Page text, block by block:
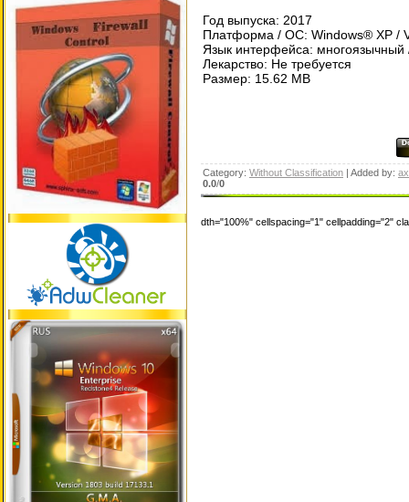
Год выпуска: 2017
Платформа / ОС: Windows® XP /
Язык интерфейса: многоязычный
Лекарство: Не требуется
Размер: 15.62 MB
Category: Without Classification | Added by:
0.0/0
dth="100%" cellspacing="1" cellpadding="2"